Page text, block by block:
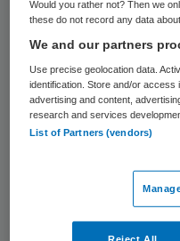
langskomen met
Afgelopen week
inwoners met
naar de huisarts.
met griepklachten
er sprake van een
Would you rather not? Then we
these do not record any data
We and our partners
Use precise geolocation data.
identification. Store and/or
advertising and content,
research and services
List of Partners (vendors)
Reject All